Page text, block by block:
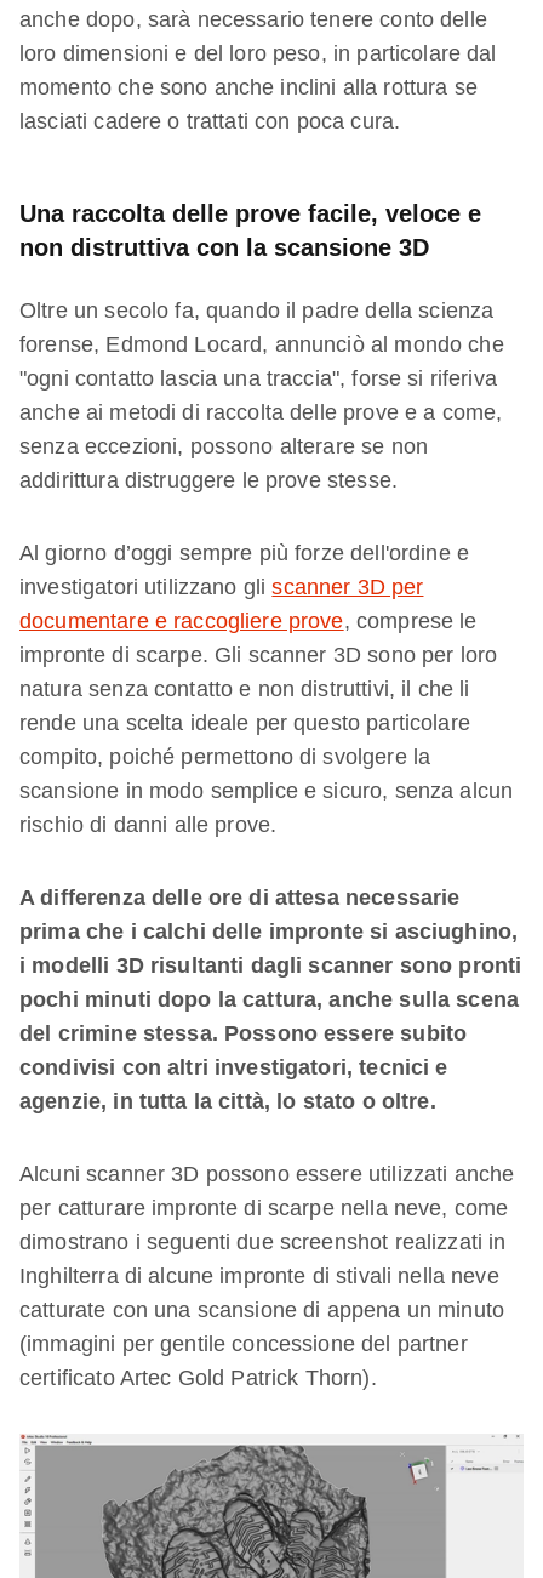
anche dopo, sarà necessario tenere conto delle
loro dimensioni e del loro peso, in particolare dal
momento che sono anche inclini alla rottura se
lasciati cadere o trattati con poca cura.
Una raccolta delle prove facile, veloce e
non distruttiva con la scansione 3D
Oltre un secolo fa, quando il padre della scienza
forense, Edmond Locard, annunciò al mondo che
"ogni contatto lascia una traccia", forse si riferiva
anche ai metodi di raccolta delle prove e a come,
senza eccezioni, possono alterare se non
addirittura distruggere le prove stesse.
Al giorno d’oggi sempre più forze dell'ordine e
investigatori utilizzano gliscanner 3D per
documentare e raccogliere prove, comprese le
impronte di scarpe. Gli scanner 3D sono per loro
natura senza contatto e non distruttivi, il che li
rende una scelta ideale per questo particolare
compito, poiché permettono di svolgere la
scansione in modo semplice e sicuro, senza alcun
rischio di danni alle prove.
A differenza delle ore di attesa necessarie
prima che i calchi delle impronte si asciughino,
i modelli 3D risultanti dagli scanner sono pronti
pochi minuti dopo la cattura, anche sulla scena
del crimine stessa. Possono essere subito
condivisi con altri investigatori, tecnici e
agenzie, in tutta la città, lo stato o oltre.
Alcuni scanner 3D possono essere utilizzati anche
per catturare impronte di scarpe nella neve, come
dimostrano i seguenti due screenshot realizzati in
Inghilterra di alcune impronte di stivali nella neve
catturate con una scansione di appena un minuto
(immagini per gentile concessione del partner
certificato Artec Gold Patrick Thorn).